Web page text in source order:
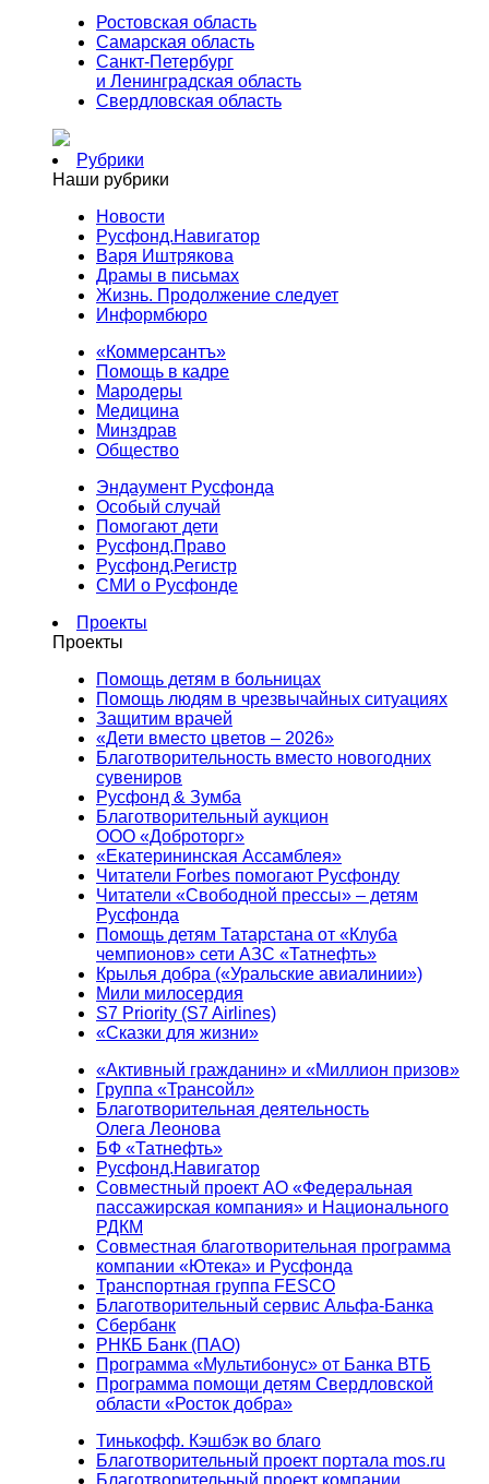
Ростовская область
Самарская область
Санкт-Петербург
и Ленинградская область
Свердловская область
Рубрики
Наши рубрики
Новости
Русфонд.Навигатор
Варя Иштрякова
Драмы в письмах
Жизнь. Продолжение следует
Информбюро
«Коммерсантъ»
Помощь в кадре
Мародеры
Медицина
Минздрав
Общество
Эндаумент Русфонда
Особый случай
Помогают дети
Русфонд.Право
Русфонд.Регистр
СМИ о Русфонде
Проекты
Проекты
Помощь детям в больницах
Помощь людям в чрезвычайных ситуациях
Защитим врачей
«Дети вместо цветов – 2026»
Благотворительность вместо новогодних
сувениров
Русфонд & Зумба
Благотворительный аукцион
ООО «Доброторг»
«Екатерининская Ассамблея»
Читатели Forbes помогают Русфонду
Читатели «Свободной прессы» – детям
Русфонда
Помощь детям Татарстана от «Клуба
чемпионов» сети АЗС «Татнефть»
Крылья добра («Уральские авиалинии»)
Мили милосердия
S7 Priority (S7 Airlines)
«Сказки для жизни»
«Активный гражданин» и «Миллион призов»
Группа «Трансойл»
Благотворительная деятельность
Олега Леонова
БФ «Татнефть»
Русфонд.Навигатор
Совместный проект АО «Федеральная
пассажирская компания» и Национального
РДКМ
Совместная благотворительная программа
компании «Ютека» и Русфонда
Транспортная группа FESCO
Благотворительный сервис Альфа-Банка
Сбербанк
РНКБ Банк (ПАО)
Программа «Мультибонус» от Банка ВТБ
Программа помощи детям Свердловской
области «Росток добра»
Тинькофф. Кэшбэк во благо
Благотворительный проект портала mos.ru
Благотворительный проект компании